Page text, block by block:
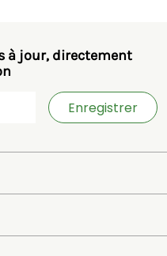
à jour, directement
Enregistrer